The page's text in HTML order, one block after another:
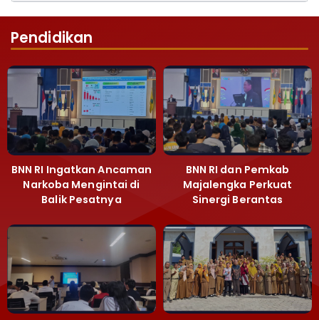
Pendidikan
BNN RI Ingatkan Ancaman
Narkoba Mengintai di
Balik Pesatnya
Majalengka
BNN RI dan Pemkab
Majalengka Perkuat
Sinergi Berantas
Narkoba